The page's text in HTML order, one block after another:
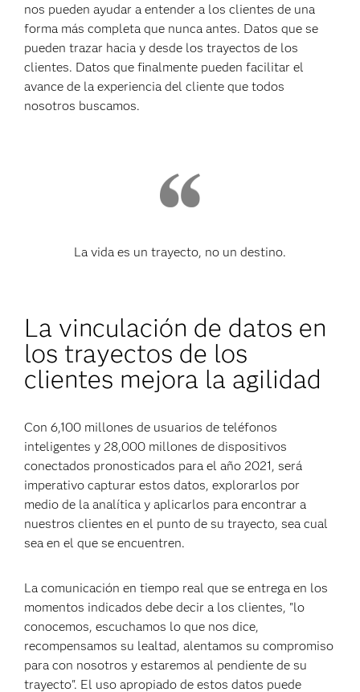
nos pueden ayudar a entender a los clientes de una
forma más completa que nunca antes. Datos que se
pueden trazar hacia y desde los trayectos de los
clientes. Datos que finalmente pueden facilitar el
avance de la experiencia del cliente que todos
nosotros buscamos.
La vida es un trayecto, no un destino.
La vinculación de datos en
los trayectos de los
clientes mejora la agilidad
Con 6,100 millones de usuarios de teléfonos
inteligentes y 28,000 millones de dispositivos
conectados pronosticados para el año 2021, será
imperativo capturar estos datos, explorarlos por
medio de la analítica y aplicarlos para encontrar a
nuestros clientes en el punto de su trayecto, sea cual
sea en el que se encuentren.
La comunicación en tiempo real que se entrega en los
momentos indicados debe decir a los clientes, "lo
conocemos, escuchamos lo que nos dice,
recompensamos su lealtad, alentamos su compromiso
para con nosotros y estaremos al pendiente de su
trayecto". El uso apropiado de estos datos puede